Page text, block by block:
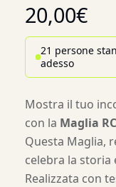
20,00€
21 persone
adesso
Mostra il tuo
con la Maglia
Questa Maglia,
celebra la storia
Realizzata con